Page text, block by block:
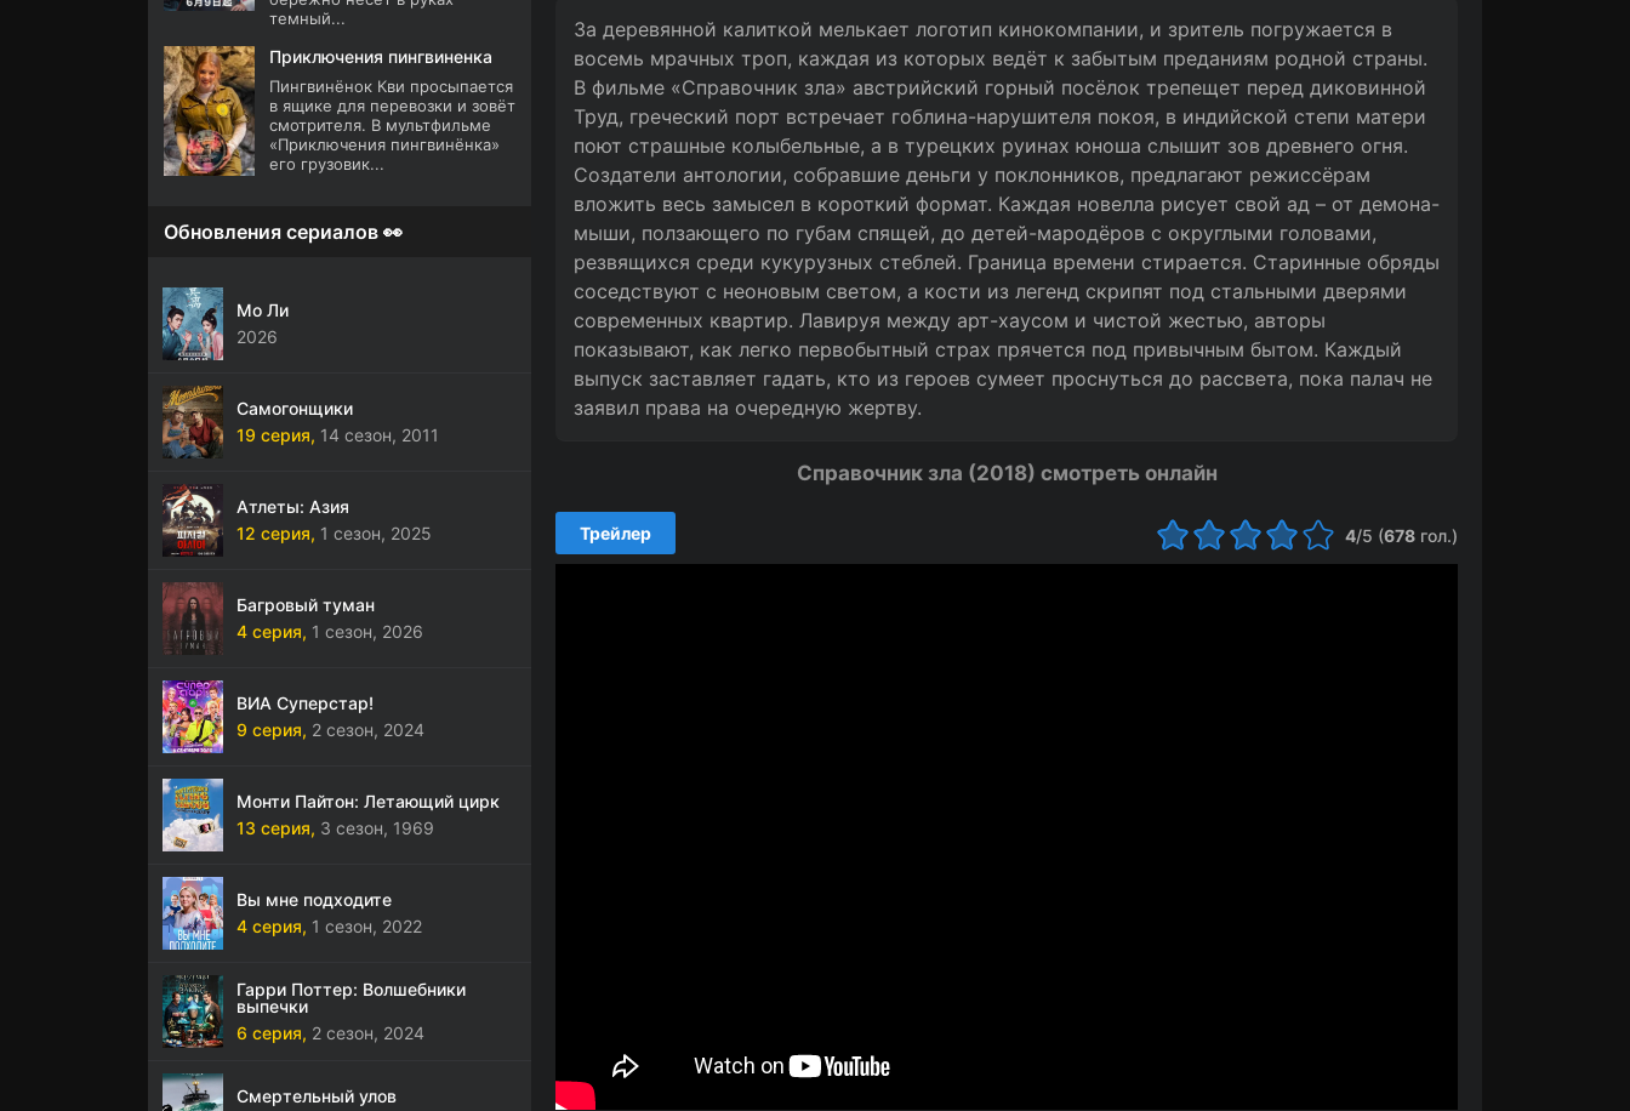
За деревянной калиткой мелькает логотип кинокомпании, и зритель погружается в
восемь мрачных троп, каждая из которых ведёт к забытым преданиям родной страны.
В фильме «Справочник зла» австрийский горный посёлок трепещет перед диковинной
Труд, греческий порт встречает гоблина-нарушителя покоя, в индийской степи матери
поют страшные колыбельные, а в турецких руинах юноша слышит зов древнего огня.
Создатели антологии, собравшие деньги у поклонников, предлагают режиссёрам
вложить весь замысел в короткий формат. Каждая новелла рисует свой ад – от демона-
мыши, ползающего по губам спящей, до детей-мародёров с округлыми головами,
резвящихся среди кукурузных стеблей. Граница времени стирается. Старинные обряды
соседствуют с неоновым светом, а кости из легенд скрипят под стальными дверями
современных квартир. Лавируя между арт-хаусом и чистой жестью, авторы
показывают, как легко первобытный страх прячется под привычным бытом. Каждый
выпуск заставляет гадать, кто из героев сумеет проснуться до рассвета, пока палач не
заявил права на очередную жертву.
Справочник зла (2018) смотреть онлайн
4/5 (678 гол.)
Трейлер
темный...
Приключения пингвиненка
Пингвинёнок Кви просыпается
в ящике для перевозки и зовёт
смотрителя. В мультфильме
«Приключения пингвинёнка»
его грузовик...
Обновления сериалов 👀
Мо Ли
2026
Самогонщики
19 серия, 14 сезон, 2011
Атлеты: Азия
12 серия, 1 сезон, 2025
Багровый туман
4 серия, 1 сезон, 2026
ВИА Суперстар!
9 серия, 2 сезон, 2024
Монти Пайтон: Летающий цирк
13 серия, 3 сезон, 1969
Вы мне подходите
4 серия, 1 сезон, 2022
Гарри Поттер: Волшебники
выпечки
6 серия, 2 сезон, 2024
Смертельный улов